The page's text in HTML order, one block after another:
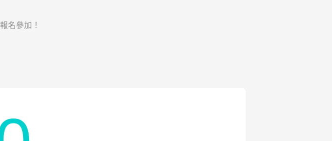
名參加！